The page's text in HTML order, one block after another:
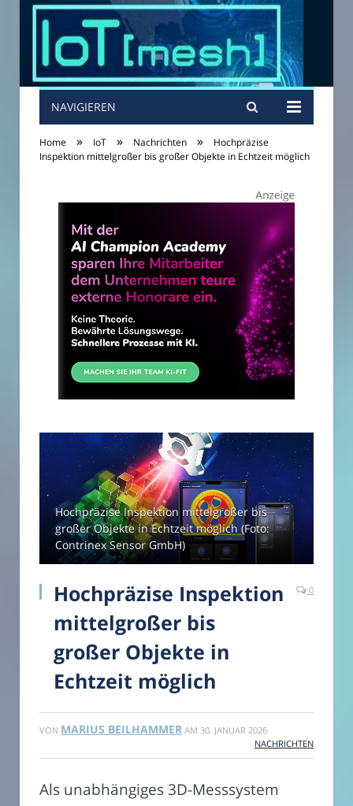
NAVIGIEREN
Home » IoT » Nachrichten »
Hochpräzise
Inspektion mittelgroßer bis großer Objekte in Echtzeit möglich
Hochpräzise Inspektion mittelgroßer bis
großer Objekte in Echtzeit möglich (Foto:
Contrinex Sensor GmbH)
Hochpräzise Inspektion
mittelgroßer bis
großer Objekte in
Echtzeit möglich
0
VON MARIUS BEILHAMMER AM 30. JANUAR 2026
NACHRICHTEN
Als unabhängiges 3D-Messsystem